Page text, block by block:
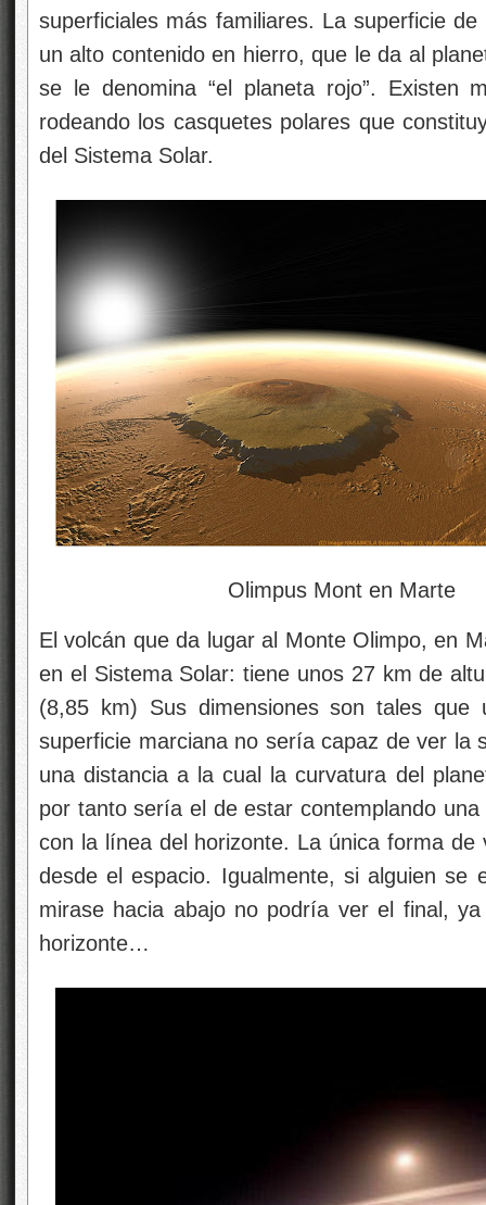
superficiales más familiares. La superficie
un alto contenido en hierro, que le da al
se le denomina “el planeta rojo”. Existen
rodeando los casquetes polares que
del Sistema Solar.
Olimpus Mont en Marte
El volcán que da lugar al Monte Olimpo, en
en el Sistema Solar: tiene unos 27 km de
(8,85 km) Sus dimensiones son tales que
superficie marciana no sería capaz de ver la
una distancia a la cual la curvatura del
por tanto sería el de estar contemplando
con la línea del horizonte. La única forma
desde el espacio. Igualmente, si alguien se
mirase hacia abajo no podría ver el final,
horizonte…